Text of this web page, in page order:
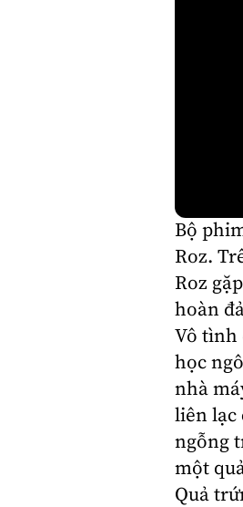
Bộ
Roz.
Roz
hoàn
Vô tình
học
nhà
liên lạc
ngỗng
một
Quả